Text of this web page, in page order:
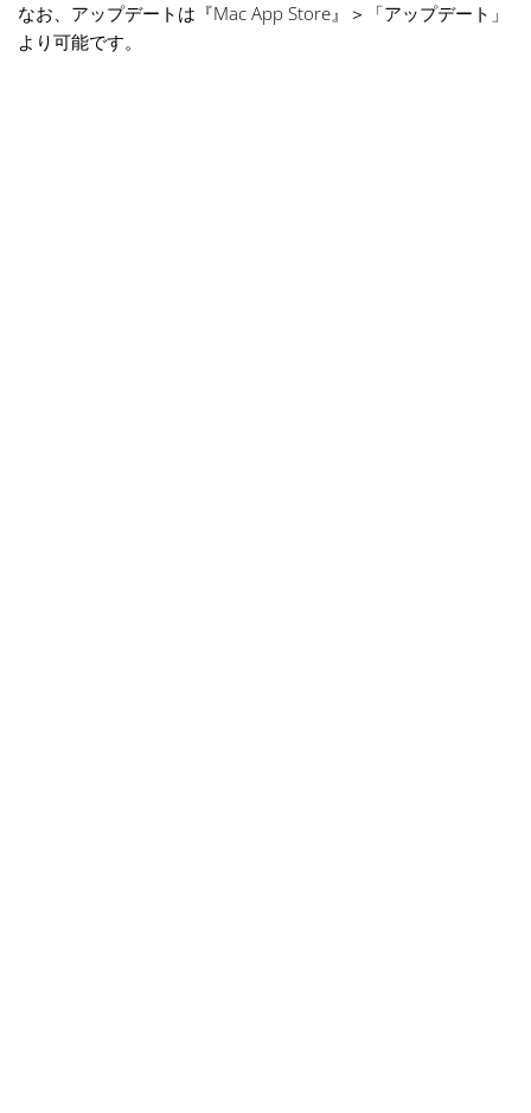
なお、アップデートは『Mac App Store』＞「アップデート」
より可能です。